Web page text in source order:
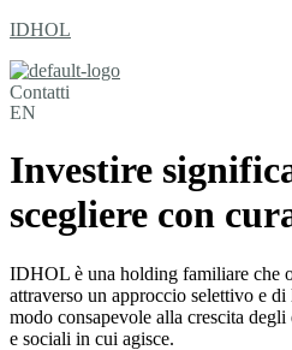
IDHOL
Contatti
IDHOL SpA
via Cantù 3, 20123 Milano
P.IVA 04867360150
EN
Investire
scegliere con
IDHOL è una holding familiare che
attraverso un approccio selettivo e
modo consapevole alla crescita
e sociali in cui agisce.